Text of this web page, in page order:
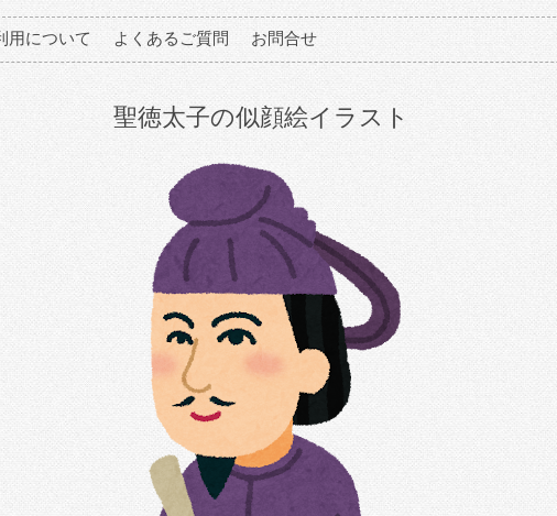
用について よくあるご質問 お問合せ
聖徳太子の似顔絵イラスト